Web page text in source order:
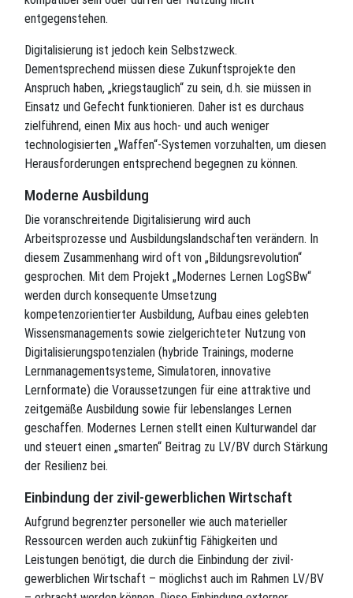
entgegenstehen.
Digitalisierung ist jedoch kein Selbstzweck.
Dementsprechend müssen diese Zukunftsprojekte den
Anspruch haben, „kriegstauglich“ zu sein, d.h. sie müssen in
Einsatz und Gefecht funktionieren. Daher ist es durchaus
zielführend, einen Mix aus hoch- und auch weniger
technologisierten „Waffen“-Systemen vorzuhalten, um diesen
Herausforderungen entsprechend begegnen zu können.
Moderne Ausbildung
Die voranschreitende Digitalisierung wird auch
Arbeitsprozesse und Ausbildungslandschaften verändern. In
diesem Zusammenhang wird oft von „Bildungsrevolution“
gesprochen. Mit dem Projekt „Modernes Lernen LogSBw“
werden durch konsequente Umsetzung
kompetenzorientierter Ausbildung, Aufbau eines gelebten
Wissensmanagements sowie zielgerichteter Nutzung von
Digitalisierungspotenzialen (hybride Trainings, moderne
Lernmanagementsysteme, Simulatoren, innovative
Lernformate) die Voraussetzungen für eine attraktive und
zeitgemäße Ausbildung sowie für lebenslanges Lernen
geschaffen. Modernes Lernen stellt einen Kulturwandel dar
und steuert einen „smarten“ Beitrag zu LV/BV durch Stärkung
der Resilienz bei.
Einbindung der zivil-gewerblichen Wirtschaft
Aufgrund begrenzter personeller wie auch materieller
Ressourcen werden auch zukünftig Fähigkeiten und
Leistungen benötigt, die durch die Einbindung der zivil-
gewerblichen Wirtschaft – möglichst auch im Rahmen LV/BV